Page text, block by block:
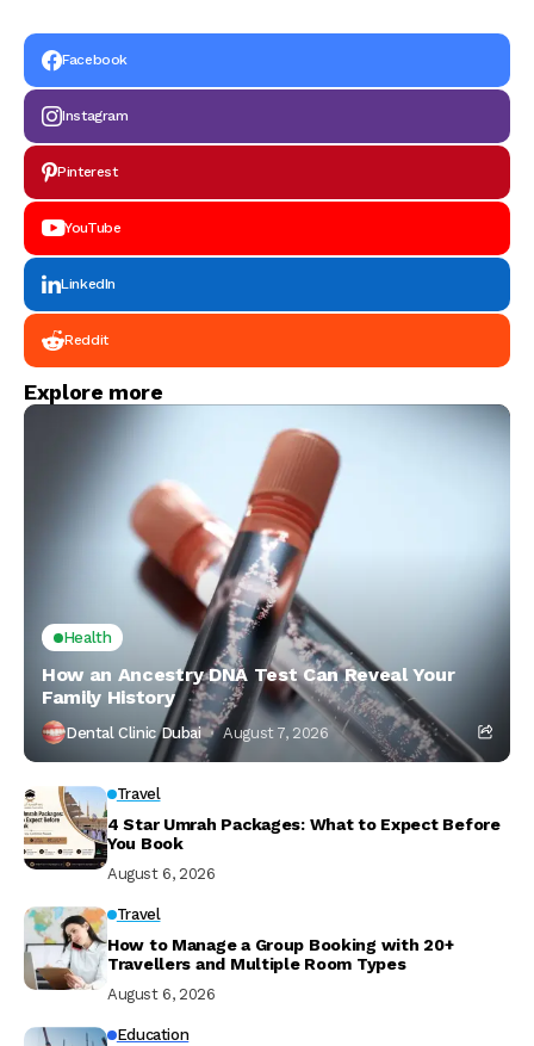
Confidence
Facebook
Instagram
Pinterest
YouTube
LinkedIn
Reddit
Explore more
Health
How an Ancestry DNA Test Can Reveal Your
Family History
Dental Clinic Dubai August 7, 2026
Travel
4 Star Umrah Packages: What to Expect Before
You Book
August 6, 2026
Travel
How to Manage a Group Booking with 20+
Travellers and Multiple Room Types
August 6, 2026
Education